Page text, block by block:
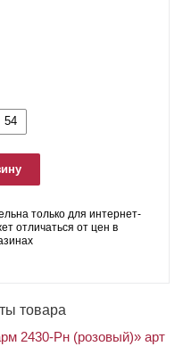
54
только для интернет-
отличаться от цен в
товара
2430-Рн (розовый)» арт